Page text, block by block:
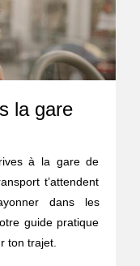
la gare
à la gare de
t’attendent
dans les
guide pratique
ton trajet.